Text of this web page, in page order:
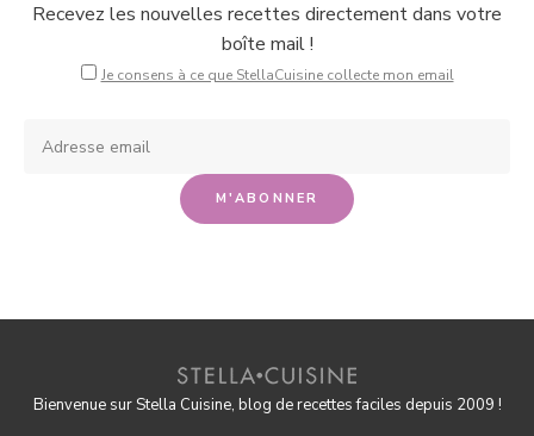
Recevez les nouvelles recettes directement dans votre
boîte mail !
Je consens à ce que StellaCuisine collecte mon email
Bienvenue sur Stella Cuisine, blog de recettes faciles depuis 2009 !